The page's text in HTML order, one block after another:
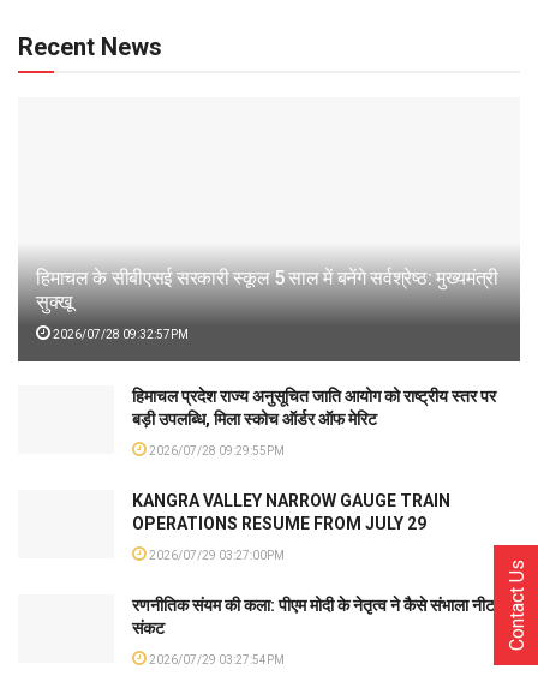
Recent News
हिमाचल के सीबीएसई सरकारी स्कूल 5 साल में बनेंगे सर्वश्रेष्ठ: मुख्यमंत्री
सुक्खू
2026/07/28 09:32:57PM
हिमाचल प्रदेश राज्य अनुसूचित जाति आयोग को राष्ट्रीय स्तर पर
बड़ी उपलब्धि, मिला स्कोच ऑर्डर ऑफ मेरिट
2026/07/28 09:29:55PM
KANGRA VALLEY NARROW GAUGE TRAIN
OPERATIONS RESUME FROM JULY 29
2026/07/29 03:27:00PM
रणनीतिक संयम की कला: पीएम मोदी के नेतृत्व ने कैसे संभाला नीट
संकट
2026/07/29 03:27:54PM
Contact Us